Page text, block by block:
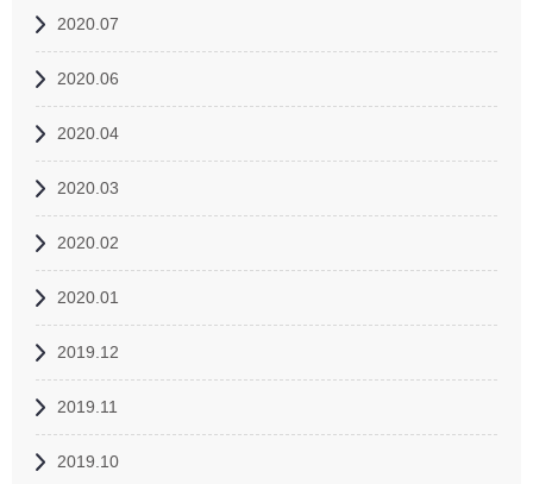
2020.07
2020.06
2020.04
2020.03
2020.02
2020.01
2019.12
2019.11
2019.10